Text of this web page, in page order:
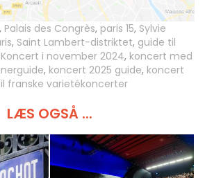
, Palais des Congrès, paris 15, Sylvie
, Saint Lambert-distriktet, guide til
Koncert i november 2024, koncert med
, koncert 2025 guide, koncert
franske varietékoncerter
LÆS OGSÅ ...